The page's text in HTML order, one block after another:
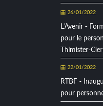
26/01/2022
L'Avenir -
pour le
Thimister-
22/01/2022
RTBF -
pour